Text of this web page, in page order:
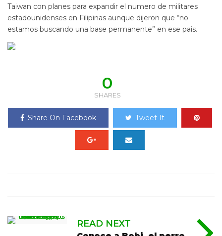
Taiwan con planes para expandir el numero de militares
estadounidenses en Filipinas aunque dijeron que “no
estamos buscando una base permanente” en ese pais.
0
SHARES
Share On Facebook Tweet It
READ NEXT